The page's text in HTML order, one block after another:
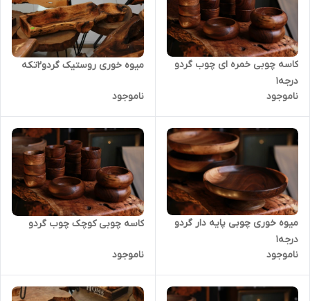
کاسه چوبی خمره ای چوب گردو
درجه1
ناموجود
میوه خوری روستیک گردو2تکه
ناموجود
میوه خوری چوبی پایه دار گردو
درجه1
ناموجود
کاسه چوبی کوچک چوب گردو
ناموجود